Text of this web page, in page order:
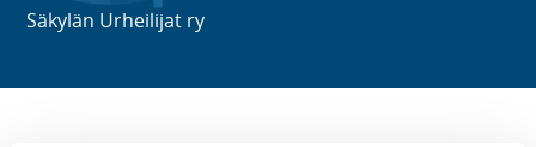
Säkylän Urheilijat ry